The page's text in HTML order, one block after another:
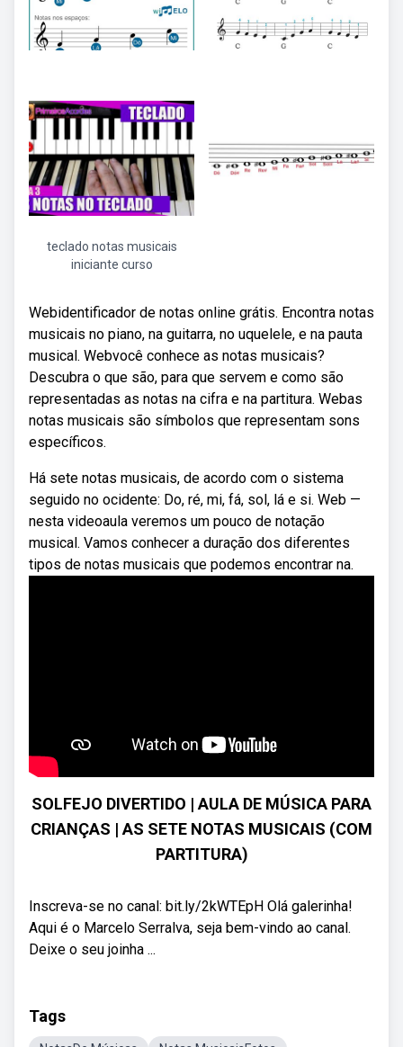
teclado notas musicais
iniciante curso
Webidentificador de notas online grátis. Encontra notas
musicais no piano, na guitarra, no uquelele, e na pauta
musical. Webvocê conhece as notas musicais?
Descubra o que são, para que servem e como são
representadas as notas na cifra e na partitura. Webas
notas musicais são símbolos que representam sons
específicos.
Há sete notas musicais, de acordo com o sistema
seguido no ocidente: Do, ré, mi, fá, sol, lá e si. Web —
nesta videoaula veremos um pouco de notação
musical. Vamos conhecer a duração dos diferentes
tipos de notas musicais que podemos encontrar na.
SOLFEJO DIVERTIDO | AULA DE MÚSICA PARA
CRIANÇAS | AS SETE NOTAS MUSICAIS (COM
PARTITURA)
Inscreva-se no canal: bit.ly/2kWTEpH Olá galerinha!
Aqui é o Marcelo Serralva, seja bem-vindo ao canal.
Deixe o seu joinha ...
Tags